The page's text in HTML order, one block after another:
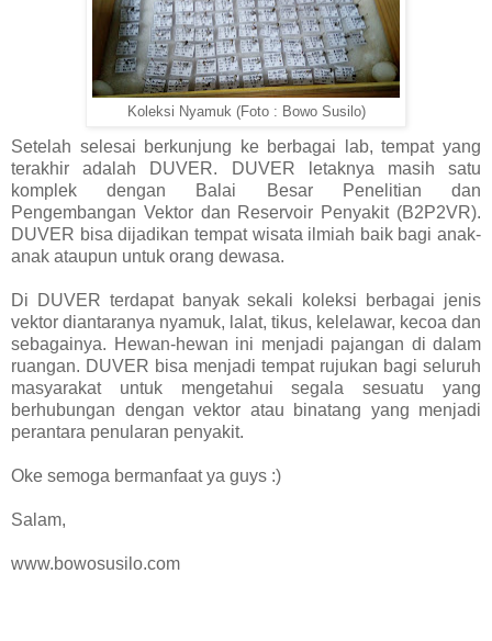
Koleksi Nyamuk (Foto : Bowo Susilo)
Setelah selesai berkunjung ke berbagai lab, tempat yang
terakhir adalah DUVER. DUVER letaknya masih satu
komplek dengan Balai Besar Penelitian dan
Pengembangan Vektor dan Reservoir Penyakit (B2P2VR).
DUVER bisa dijadikan tempat wisata ilmiah baik bagi anak-
anak ataupun untuk orang dewasa.
Di DUVER terdapat banyak sekali koleksi berbagai jenis
vektor diantaranya nyamuk, lalat, tikus, kelelawar, kecoa dan
sebagainya. Hewan-hewan ini menjadi pajangan di dalam
ruangan. DUVER bisa menjadi tempat rujukan bagi seluruh
masyarakat untuk mengetahui segala sesuatu yang
berhubungan dengan vektor atau binatang yang menjadi
perantara penularan penyakit.
Oke semoga bermanfaat ya guys :)
Salam,
www.bowosusilo.com